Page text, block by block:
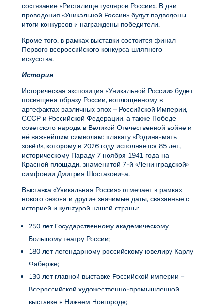
состязание «Ристалище гусляров России». В дни
проведения «Уникальной России» будут подведены
итоги конкурсов и награждены победители.
Кроме того, в рамках выставки состоится финал
Первого всероссийского конкурса шляпного
искусства.
История
Историческая экспозиция «Уникальной России» будет
посвящена образу России, воплощенному в
артефактах различных эпох – Российской Империи,
СССР и Российской Федерации, а также Победе
советского народа в Великой Отечественной войне и
её важнейшим символам: плакату «Родина-мать
зовёт!», которому в 2026 году исполняется 85 лет,
историческому Параду 7 ноября 1941 года на
Красной площади, знаменитой 7-й «Ленинградской»
симфонии Дмитрия Шостаковича.
Выставка «Уникальная Россия» отмечает в рамках
нового сезона и другие значимые даты, связанные с
историей и культурой нашей страны:
250 лет Государственному академическому
Большому театру России;
180 лет легендарному российскому ювелиру Карлу
Фаберже;
130 лет главной выставке Российской империи –
Всероссийской художественно-промышленной
выставке в Нижнем Новгороде;